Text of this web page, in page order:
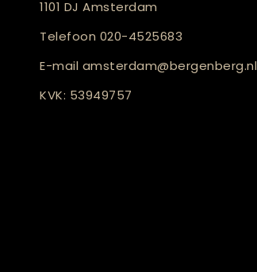
1101 DJ Amsterdam
Telefoon 020-4525683
E-mail amsterdam@bergenberg.nl
KVK: 53949757